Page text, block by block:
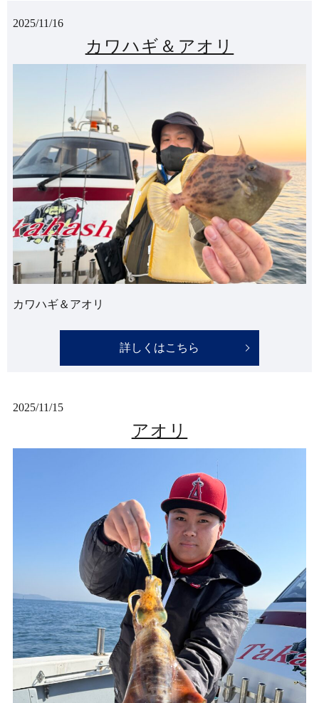
2025/11/16
カワハギ＆アオリ
カワハギ＆アオリ
詳しくはこちら
2025/11/15
アオリ